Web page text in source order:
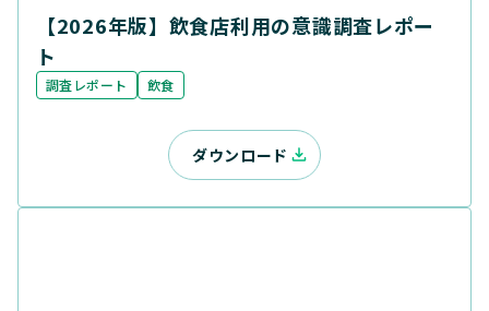
【2026年版】飲食店利用の意識調査レポー
ト
調査レポート 飲食
ダウンロード